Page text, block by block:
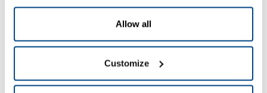
Allow all
Customize
colaboradores também podem revelar maior
flexibilidade, uma vez que vários operadores
simultâneo sem cometer erros.
Zero erros